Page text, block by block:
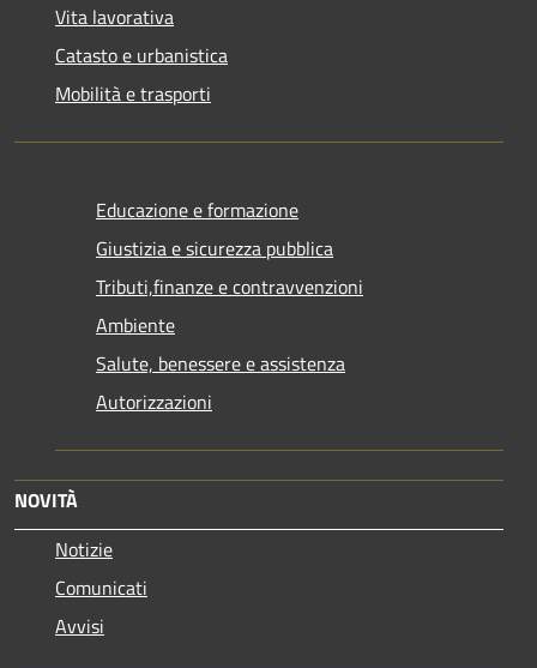
Vita lavorativa
Catasto e urbanistica
Mobilità e trasporti
Educazione e formazione
Giustizia e sicurezza pubblica
Tributi,finanze e contravvenzioni
Ambiente
Salute, benessere e assistenza
Autorizzazioni
NOVITÀ
Notizie
Comunicati
Avvisi